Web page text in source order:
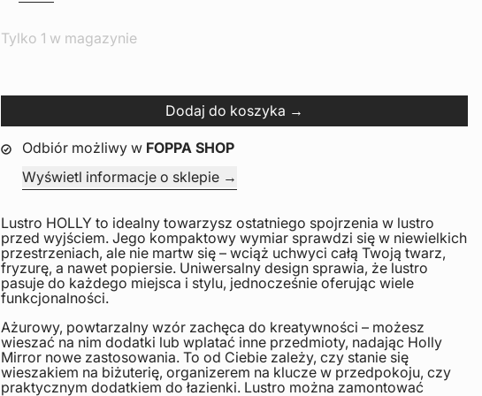
Tylko 1 w magazynie
Dodaj do koszyka
Odbiór możliwy w FOPPA SHOP
Wyświetl informacje o sklepie
Lustro HOLLY to idealny towarzysz ostatniego spojrzenia w lustro
przed wyjściem. Jego kompaktowy wymiar sprawdzi się w niewielkich
przestrzeniach, ale nie martw się – wciąż uchwyci całą Twoją twarz,
fryzurę, a nawet popiersie. Uniwersalny design sprawia, że lustro
pasuje do każdego miejsca i stylu, jednocześnie oferując wiele
funkcjonalności.
Ażurowy, powtarzalny wzór zachęca do kreatywności – możesz
wieszać na nim dodatki lub wplatać inne przedmioty, nadając Holly
Mirror nowe zastosowania. To od Ciebie zależy, czy stanie się
wieszakiem na biżuterię, organizerem na klucze w przedpokoju, czy
praktycznym dodatkiem do łazienki. Lustro można zamontować